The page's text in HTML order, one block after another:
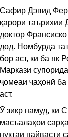
​Сафир Дэвид
қарори
доктор
дод. Номбурда
бор аст, ки ба як
Марказӣ
ҷомеаи ҷаҳонӣ
аст.
Ӯ зикр намуд, ки
масъалаҳои
нуқтаи пайвасти